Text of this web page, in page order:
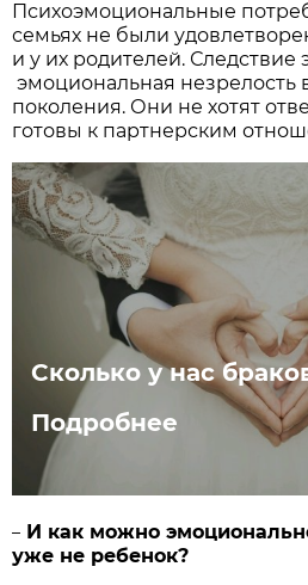
Психоэмоциональные
семьях не были
и у их родителей. Следствие
эмоциональная незрелость
поколения. Они не хотят
готовы к партнерским
Сколько у нас
Подробнее
– И как можно
уже не ребенок?